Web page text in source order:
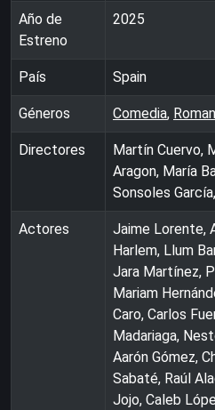
Año de
Estreno
2025
País Spain
Géneros Comedia,
Directores
Martín Cuervo,
Aragon, María
Sonsoles
Actores
Jaime Lorente,
Harlem, Llum
Jara Martínez,
Mariam
Caro, Carlos
Madariaga,
Aarón Gómez,
Sabaté, Raúl
Jojo, Caleb